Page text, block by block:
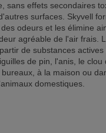
sans effets secondaires
surfaces. Skyvell
odeurs et les élimine
agréable de l'air frais.
de substances
de pin, l'anis, le
à la maison ou
domestiques.